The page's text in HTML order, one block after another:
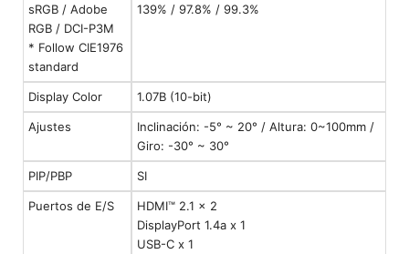
sRGB / Adobe
RGB / DCI-P3M
* Follow CIE1976
standard
139% / 97.8% / 99.3%
Display Color 1.07B (10-bit)
Ajustes
Inclinación: -5° ~ 20° / Altura: 0~100mm /
Giro: -30° ~ 30°
PIP/PBP SI
Puertos de E/S
HDMI™ 2.1 x 2
DisplayPort 1.4a x 1
USB-C x 1